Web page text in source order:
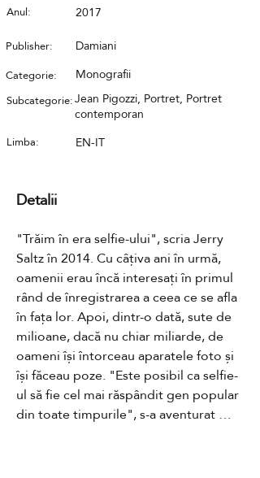
Anul:
2017
Publisher: Damiani
Categorie: Monografii
Subcategorie:Jean Pigozzi, Portret, Portret
contemporan
Limba: EN-IT
Detalii
"Trăim în era selfie-ului", scria Jerry
Saltz în 2014. Cu câțiva ani în urmă,
oamenii erau încă interesați în primul
rând de înregistrarea a ceea ce se afla
în fața lor. Apoi, dintr-o dată, sute de
milioane, dacă nu chiar miliarde, de
oameni își întorceau aparatele foto și
își făceau poze. "Este posibil ca selfie-
ul să fie cel mai răspândit gen popular
din toate timpurile", s-a aventurat